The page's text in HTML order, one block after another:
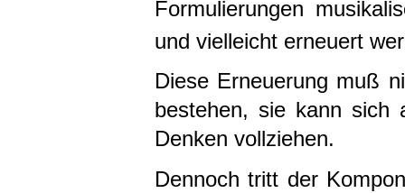
Formulierungen
und vielleicht erneuert
Diese Erneuerung muß
bestehen, sie kann sich
Denken vollziehen.
Dennoch tritt der